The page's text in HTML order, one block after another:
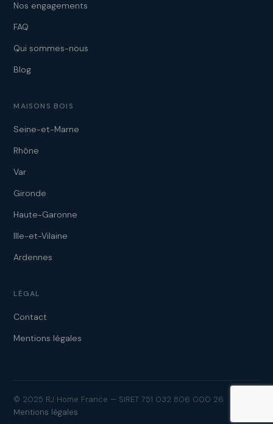
Nos engagements
FAQ
Qui sommes-nous
Blog
MAISONS BOIS
Seine-et-Marne
Rhône
Var
Gironde
Haute-Garonne
Ille-et-Vilaine
Ardennes
LÉGAL
Contact
Mentions légales
© 2025 RJ Home France — SIRET 751 032 806 000 26
Mentions légales